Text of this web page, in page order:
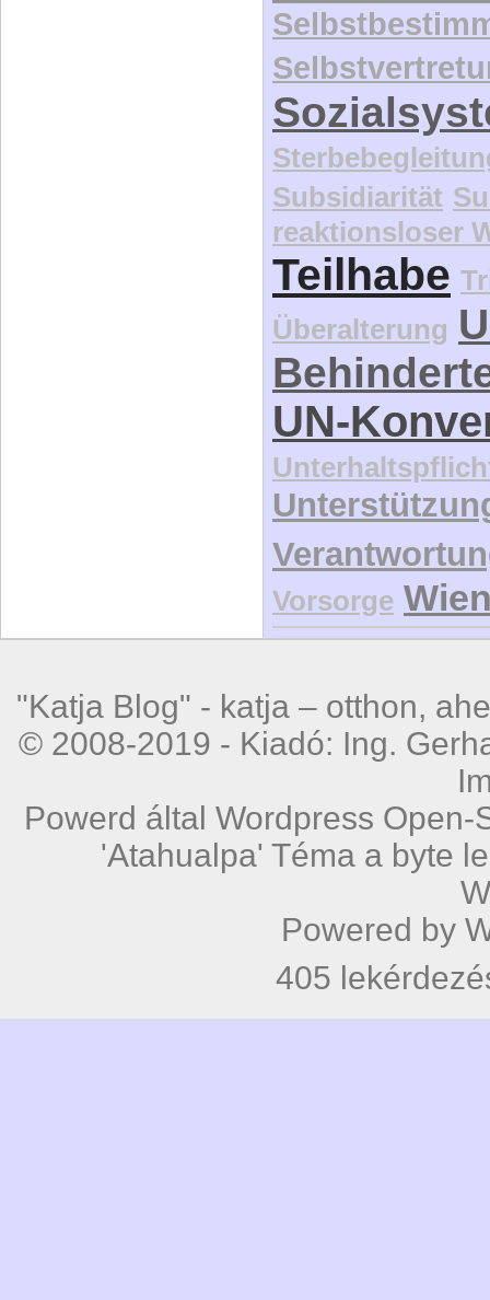
Subsidiarität
reaktionsloser
Teilhabe
Überalterung
UN-
Vorsorge
"Katja Blog" - katja – otthon,
© 2008-2019 - Kiadó: Ing.
Powerd által Wordpress Open-
'Atahualpa' Téma a byte
Powered by
405